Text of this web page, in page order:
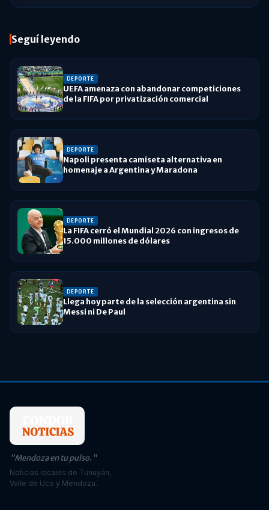
Seguí leyendo
DEPORTE
UEFA amenaza con abandonar competiciones
de la FIFA por privatización comercial
DEPORTE
Napoli presenta camiseta alternativa en
homenaje a Argentina y Maradona
DEPORTE
La FIFA cerró el Mundial 2026 con ingresos de
15.000 millones de dólares
DEPORTE
Llega hoy parte de la selección argentina sin
Messi ni De Paul
"Mendoza en tu pulso."
Noticias locales de Tunuyán,
Valle de Uco y Mendoza.